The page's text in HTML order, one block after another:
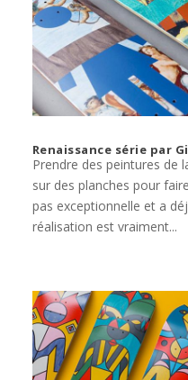
Renaissance série par
Prendre des peintures de
sur des planches pour
pas exceptionnelle et a
réalisation est vraiment...